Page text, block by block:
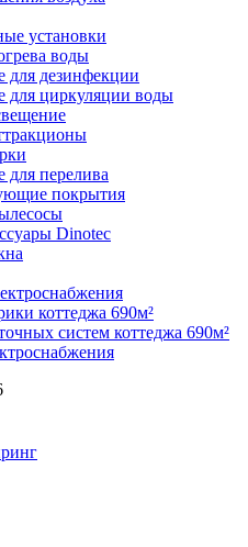
установки
воды
для дезинфекции
для циркуляции воды
для перелива
покрытия
Dinotec
коттеджа 690м²
систем коттеджа 690м²